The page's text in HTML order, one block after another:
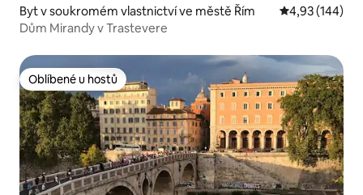
Byt v soukromém vlastnictví ve městě Řím Průměrné
4,93 (144)
Dům Mirandy v Trastevere
Oblíbené u hostů
Oblíbené u hostů